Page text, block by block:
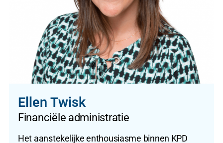
Ellen Twisk
Financiële administratie
Het aanstekelijke enthousiasme binnen KPD